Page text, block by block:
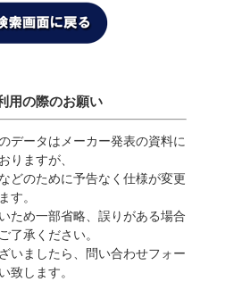
用の際のお願い
データはメーカー発表の資料に
りますが、
どのために予告なく仕様が変更
す。
ため一部省略、誤りがある場合
了承ください。
いましたら、問い合わせフォー
致します。